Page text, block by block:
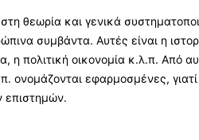
θεωρία και γενικά
συμβάντα. Αυτές είναι η
η πολιτική οικονομία κ.λ.π. Από
ονομάζονται εφαρμοσμένες, γιατί
επιστημών.